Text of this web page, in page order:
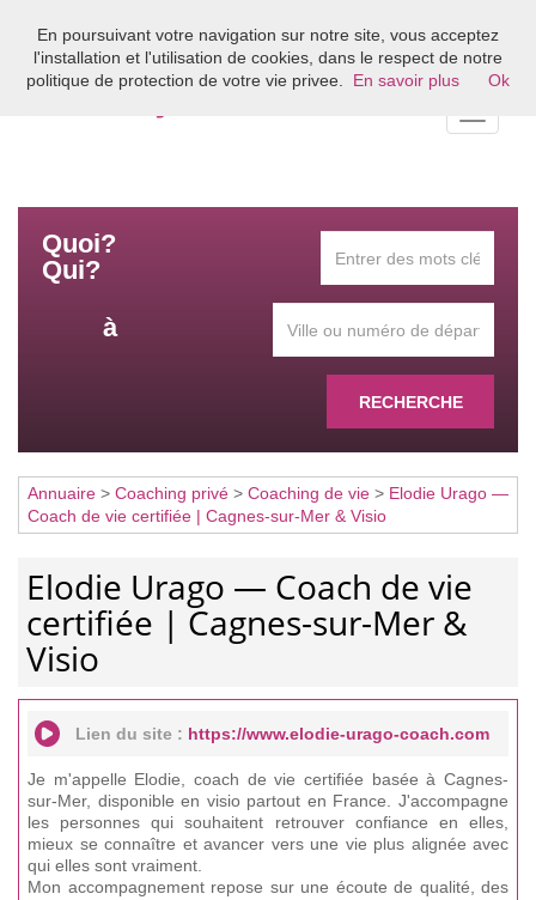
Bienvenue sur l'annuaire du coaching en France
Quoi?
Qui?
à
RECHERCHE
Annuaire > Coaching privé > Coaching de vie > Elodie Urago —
Coach de vie certifiée | Cagnes-sur-Mer & Visio
Elodie Urago — Coach de vie
certifiée | Cagnes-sur-Mer &
Visio
Lien du site : https://www.elodie-urago-coach.com
Je m'appelle Elodie, coach de vie certifiée basée à Cagnes-
sur-Mer, disponible en visio partout en France. J'accompagne
les personnes qui souhaitent retrouver confiance en elles,
mieux se connaître et avancer vers une vie plus alignée avec
qui elles sont vraiment.
Mon accompagnement repose sur une écoute de qualité, des
En poursuivant votre navigation sur notre site, vous acceptez
l'installation et l'utilisation de cookies, dans le respect de notre
politique de protection de votre vie privee.
En savoir plus Ok